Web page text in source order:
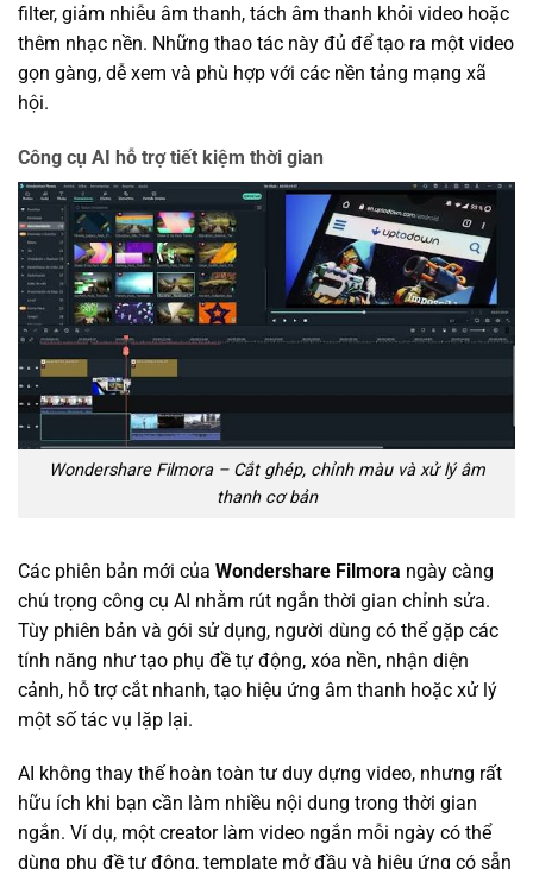
filter, giảm nhiễu âm thanh, tách âm thanh khỏi video hoặc
thêm nhạc nền. Những thao tác này đủ để tạo ra một video
gọn gàng, dễ xem và phù hợp với các nền tảng mạng xã
hội.
Công cụ AI hỗ trợ tiết kiệm thời gian
Wondershare Filmora – Cắt ghép, chỉnh màu và xử lý âm
thanh cơ bản
Các phiên bản mới của Wondershare Filmora ngày càng
chú trọng công cụ AI nhằm rút ngắn thời gian chỉnh sửa.
Tùy phiên bản và gói sử dụng, người dùng có thể gặp các
tính năng như tạo phụ đề tự động, xóa nền, nhận diện
cảnh, hỗ trợ cắt nhanh, tạo hiệu ứng âm thanh hoặc xử lý
một số tác vụ lặp lại.
AI không thay thế hoàn toàn tư duy dựng video, nhưng rất
hữu ích khi bạn cần làm nhiều nội dung trong thời gian
ngắn. Ví dụ, một creator làm video ngắn mỗi ngày có thể
dùng phụ đề tự động, template mở đầu và hiệu ứng có sẵn